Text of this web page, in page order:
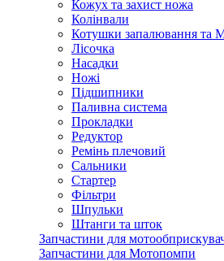
Кожух та захист ножа
Колінвали
Котушки запалювання та
Лісочка
Насадки
Ножі
Підшипники
Паливна система
Прокладки
Редуктор
Ремінь плечовий
Сальники
Стартер
Фільтри
Шпульки
Штанги та шток
Запчастини для
Запчастини для Мотопомпи